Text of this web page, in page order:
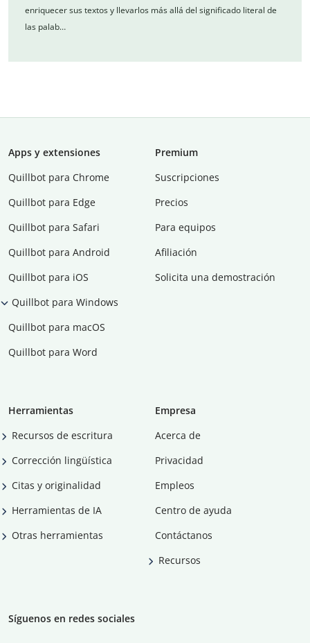
enriquecer sus textos y llevarlos más allá del significado literal de
las palab…
Apps y extensiones
Quillbot para Chrome
Quillbot para Edge
Quillbot para Safari
Quillbot para Android
Quillbot para iOS
Quillbot para Windows
Quillbot para macOS
Quillbot para Word
Premium
Suscripciones
Precios
Para equipos
Afiliación
Solicita una demostración
Herramientas
Recursos de escritura
Corrección lingüística
Citas y originalidad
Herramientas de IA
Otras herramientas
Empresa
Acerca de
Privacidad
Empleos
Centro de ayuda
Contáctanos
Recursos
Síguenos en redes sociales